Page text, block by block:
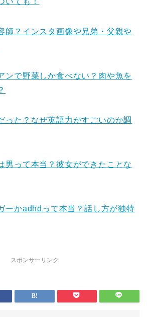
師？インスタ画像や兄弟・父親や
ンで野菜しか食べない？肉や魚を
った？なぜ英語力がすごいのか調
男って本当？彼女ができたことな
ーかadhdって本当？話し方が独特
スポンサーリンク